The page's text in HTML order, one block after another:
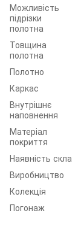
Можливість
підрізки
полотна
Товщина
полотна
Полотно
Каркас
Внутрішнє
наповнення
Матеріал
покриття
Наявність скла
Виробництво
Колекція
Погонаж